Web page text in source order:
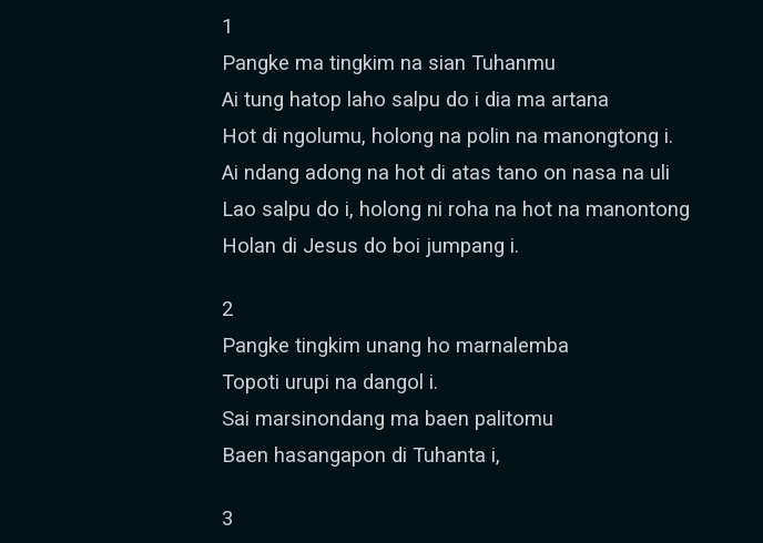
1
Pangke ma tingkim na sian Tuhanmu
Ai tung hatop laho salpu do i dia ma artana
Hot di ngolumu, holong na polin na manongtong i.
Ai ndang adong na hot di atas tano on nasa na uli
Lao salpu do i, holong ni roha na hot na manontong
Holan di Jesus do boi jumpang i.
2
Pangke tingkim unang ho marnalemba
Topoti urupi na dangol i.
Sai marsinondang ma baen palitomu
Baen hasangapon di Tuhanta i,
3